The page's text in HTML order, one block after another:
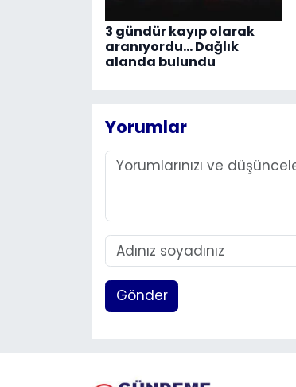
3 gündür kayıp olarak
aranıyordu... Dağlık
alanda bulundu
Yorumlar
Gönder